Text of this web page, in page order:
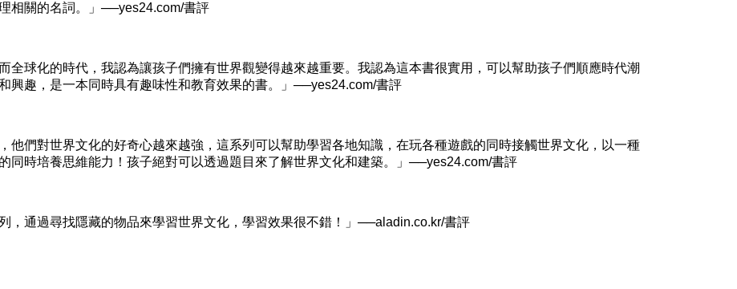
相關的名詞。」──yes24.com/書評
球化的時代，我認為讓孩子們擁有世界觀變得越來越重要。我認為這本書很實用，可以幫助孩子們順應時代潮
興趣，是一本同時具有趣味性和教育效果的書。」──yes24.com/書評
們對世界文化的好奇心越來越強，這系列可以幫助學習各地知識，在玩各種遊戲的同時接觸世界文化，以一種
同時培養思維能力！孩子絕對可以透過題目來了解世界文化和建築。」──yes24.com/書評
通過尋找隱藏的物品來學習世界文化，學習效果很不錯！」──aladin.co.kr/書評